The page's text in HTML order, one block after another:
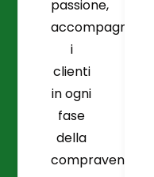
passione,
accompagnando
i
clienti
in ogni
fase
della
compravendita